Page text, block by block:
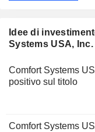
Idee di
Systems USA, Inc.
Comfort Systems
positivo sul titolo
Comfort Systems